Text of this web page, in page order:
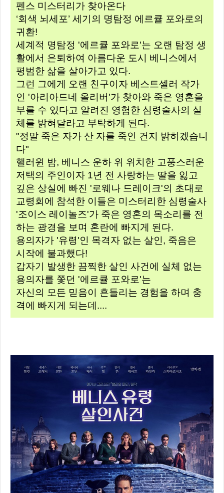
펜스 미스터리가 찾아온다
‘회색 뇌세포’ 세기의 명탐정 에르큘 포와로의
귀환!
세계적 명탐정 '에르큘 포와로'는 오랜 탐정 생
활에서 은퇴하여 아름다운 도시 베니스에서
평범한 삶을 살아가고 있다.
그런 그에게 오랜 친구이자 베스트셀러 작가
인 '아리아드네 올리버'가 찾아와 죽은 영혼을
부를 수 있다고 알려진 영험한 심령술사의 실
체를 밝혀달라고 부탁하게 된다.
"정말 죽은 자가 산 자를 죽인 건지 밝히겠습니
다"
핼러윈 밤, 베니스 운하 위 위치한 고풍스러운
저택의 주인이자 1년 전 사랑하는 딸을 잃고
깊은 상실에 빠진 '로웨나 드레이크'의 초대로
교령회에 참석한 이들은 미스터리한 심령술사
'조이스 레이놀즈'가 죽은 영혼의 목소리를 전
하는 광경을 보며 혼란에 빠지게 된다.
용의자가 '유령'인 목격자 없는 살인, 죽음은
시작에 불과했다!
갑자기 발생한 끔찍한 살인 사건에 실체 없는
용의자를 쫓던 '에르큘 포와로'는
자신의 모든 믿음이 흔들리는 경험을 하며 충
격에 빠지게 되는데....